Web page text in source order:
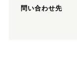
問い合わせ先